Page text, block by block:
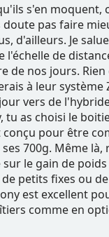
s'en moquent,
doute pas faire
d'ailleurs. Je
l'échelle de
de nos jours.
à leur système
vers de
tu as choisi le
conçu pour être
700g. Même là,
le gain de
petits fixes ou
est excellent
comme en